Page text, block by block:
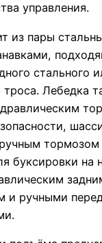
управления.
из пары
стального
троса. Лебедка
тормозом
буксировки на
и ручными